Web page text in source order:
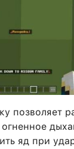
позволяет
яд при